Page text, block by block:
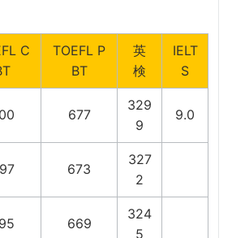
C
TOEFL P
BT
英
検
IELT
S
677
329
9
9.0
673
327
2
669
324
5